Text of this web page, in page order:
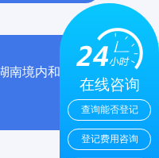
南境内和
在线咨询
查询能否登记
登记费用咨询